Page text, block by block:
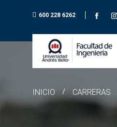
600 228 6262
INICIO / CARRERAS